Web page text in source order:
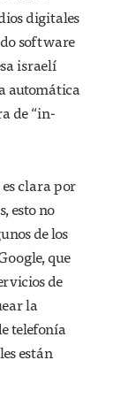
digitales
software
israelí
automática
de “in-
es clara por
esto no
de los
que
de
la
telefonía
están